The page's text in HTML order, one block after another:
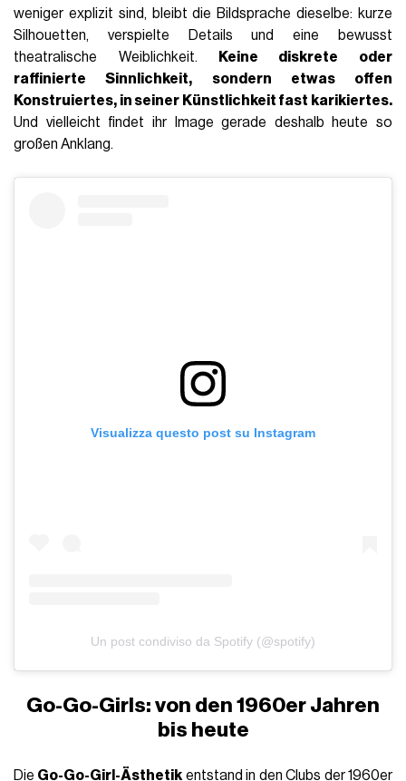
weniger explizit sind, bleibt die Bildsprache dieselbe: kurze
Silhouetten, verspielte Details und eine bewusst
theatralische Weiblichkeit.
Keine diskrete oder
raffinierte Sinnlichkeit, sondern etwas offen
Konstruiertes, in seiner Künstlichkeit fast karikiertes.
Und vielleicht findet ihr Image gerade deshalb heute so
großen Anklang.
Visualizza questo post su Instagram
Un post condiviso da Spotify (@spotify)
Go-Go-Girls: von den 1960er Jahren
bis heute
Die Go-Go-Girl-Ästhetikentstand in den Clubs der 1960er